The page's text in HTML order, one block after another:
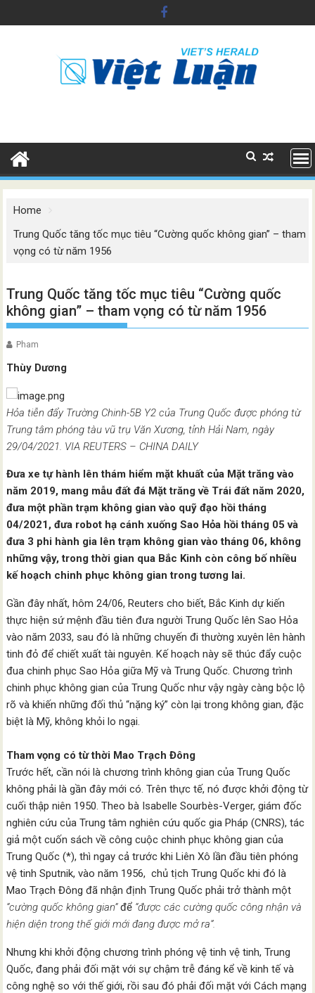
to
Home
Trung Quốc tăng tốc mục tiêu “Cường quốc không gian” – tham
vọng có từ năm 1956
Trung Quốc tăng tốc mục tiêu “Cường quốc
không gian” – tham vọng có từ năm 1956
Pham
Thùy Dương
Hỏa tiễn đẩy Trường Chinh-5B Y2 của Trung Quốc được phóng từ
Trung tâm phóng tàu vũ trụ Văn Xương, tỉnh Hải Nam, ngày
29/04/2021. VIA REUTERS – CHINA DAILY
Đưa xe tự hành lên thám hiểm mặt khuất của Mặt trăng vào
năm 2019, mang mẫu đất đá Mặt trăng về Trái đất năm 2020,
đưa một phần trạm không gian vào quỹ đạo hồi tháng
04/2021, đưa robot hạ cánh xuống Sao Hỏa hồi tháng 05 và
đưa 3 phi hành gia lên trạm không gian vào tháng 06, không
những vậy, trong thời gian qua Bắc Kinh còn công bố nhiều
kế hoạch chinh phục không gian trong tương lai.
Gần đây nhất, hôm 24/06, Reuters cho biết, Bắc Kinh dự kiến
thực hiện sứ mệnh đầu tiên đưa người Trung Quốc lên Sao Hỏa
vào năm 2033, sau đó là những chuyến đi thường xuyên lên hành
tinh đỏ để chiết xuất tài nguyên. Kế hoạch này sẽ thúc đẩy cuộc
đua chinh phục Sao Hỏa giữa Mỹ và Trung Quốc. Chương trình
chinh phục không gian của Trung Quốc như vậy ngày càng bộc lộ
rõ và khiến những đối thủ “nặng ký” còn lại trong không gian, đặc
biệt là Mỹ, không khỏi lo ngại.
Tham vọng có từ thời Mao Trạch Đông
Trước hết, cần nói là chương trình không gian của Trung Quốc
không phải là gần đây mới có. Trên thực tế, nó được khởi động từ
cuối thập niên 1950. Theo bà Isabelle Sourbès-Verger, giám đốc
nghiên cứu của Trung tâm nghiên cứu quốc gia Pháp (CNRS), tác
giả một cuốn sách về công cuộc chinh phục không gian của
Trung Quốc (*), thì ngay cả trước khi Liên Xô lần đầu tiên phóng
vệ tinh Sputnik, vào năm 1956, chủ tịch Trung Quốc khi đó là
Mao Trạch Đông đã nhận định Trung Quốc phải trở thành một
“cường quốc không gian”để “được các cường quốc công nhận và
hiện diện trong thế giới mới đang được mở ra”.
Nhưng khi khởi động chương trình phóng vệ tinh vệ tinh, Trung
Quốc, đang phải đối mặt với sự chậm trễ đáng kể về kinh tế và
công nghệ so với thế giới, rồi sau đó phải đối mặt với Cách mạng